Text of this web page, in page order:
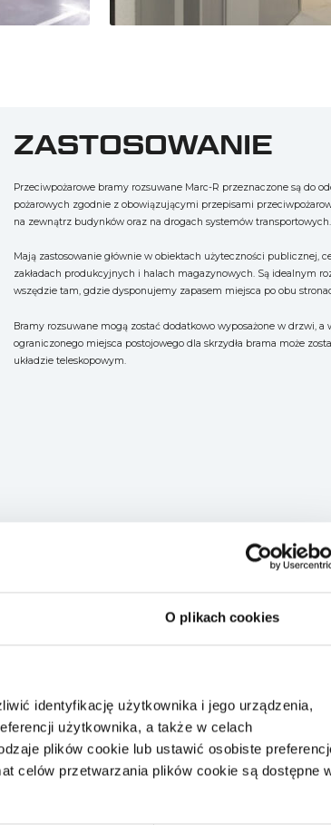
O plikach cookies
identyfikację użytkownika i jego urządzenia,
użytkownika, a także w celach
plików cookie lub ustawić osobiste
celów przetwarzania plików cookie są dostępne
ZASTOSOWANIE
Przeciwpożarowe bramy rozsuwane Marc-R przeznaczone są do
pożarowych zgodnie z obowiązującymi przepisami
na zewnątrz budynków oraz na drogach systemów transportowych.
Mają zastosowanie głównie w obiektach użyteczności publicznej,
zakładach produkcyjnych i halach magazynowych. Są idealnym
wszędzie tam, gdzie dysponujemy zapasem miejsca po obu
Bramy rozsuwane mogą zostać dodatkowo wyposażone w drzwi, a
ograniczonego miejsca postojowego dla skrzydła brama może
układzie teleskopowym.
DODATKOWE WYPOSAŻENIE
możliwość wykonania w klasie Sa i S200 dymoszczelności